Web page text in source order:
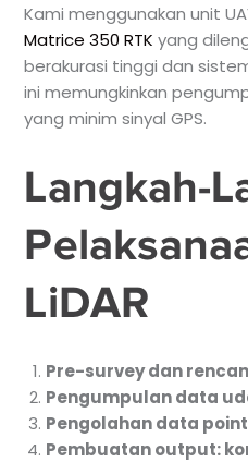
Kami menggunakan unit
Matrice 350 RTK yang
berakurasi tinggi dan
ini memungkinkan
yang minim sinyal GPS.
Langkah-
LiDAR
Pre-survey dan
Pengumpulan data
Pengolahan data
Pembuatan output: